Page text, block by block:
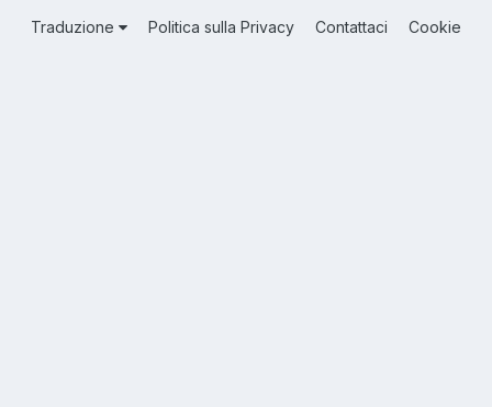
Traduzione Politica sulla Privacy Contattaci Cookie